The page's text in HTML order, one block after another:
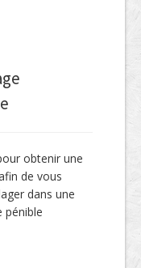
obtenir une
de vous
dans une
pénible